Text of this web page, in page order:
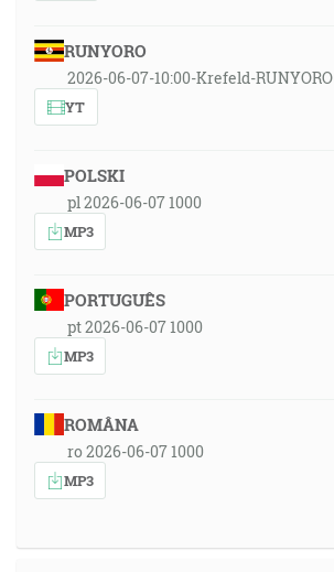
RUNYORO
2026-06-07-10:00-Krefeld-RUNYORO
YT
POLSKI
pl 2026-06-07 1000
MP3
PORTUGUÊS
pt 2026-06-07 1000
MP3
ROMÂNA
ro 2026-06-07 1000
MP3